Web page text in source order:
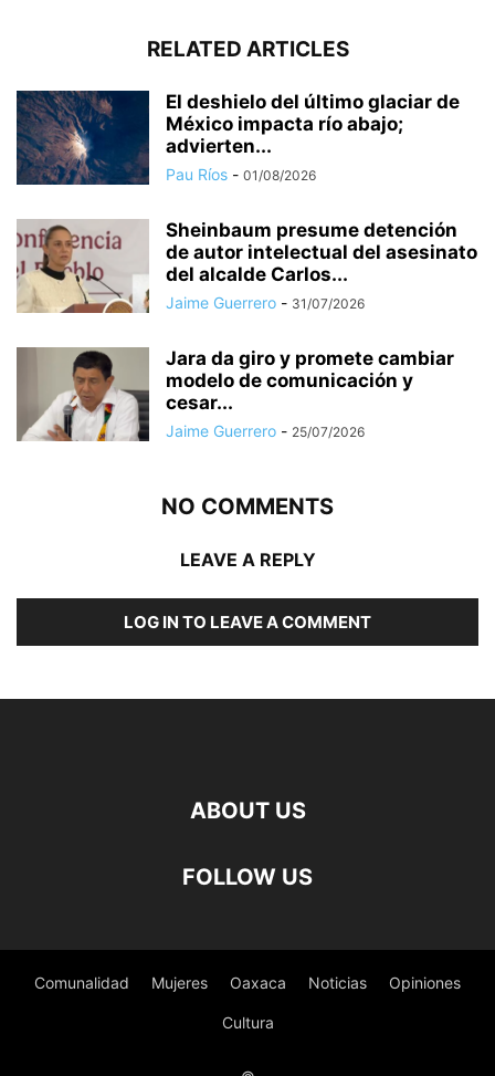
RELATED ARTICLES
El deshielo del último glaciar de
México impacta río abajo;
advierten...
Pau Ríos - 01/08/2026
Sheinbaum presume detención
de autor intelectual del asesinato
del alcalde Carlos...
Jaime Guerrero - 31/07/2026
Jara da giro y promete cambiar
modelo de comunicación y
cesar...
Jaime Guerrero - 25/07/2026
NO COMMENTS
LEAVE A REPLY
LOG IN TO LEAVE A COMMENT
ABOUT US
FOLLOW US
Comunalidad Mujeres Oaxaca Noticias Opiniones
Cultura